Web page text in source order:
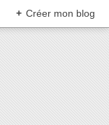
+ Créer mon blog